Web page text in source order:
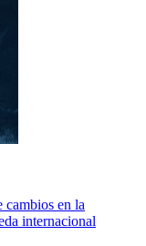
en la
internacional